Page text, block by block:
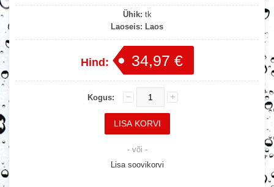
Ühik: tk
Laoseis: Laos
Hind: 34,97 €
Kogus:
- või -
Lisa soovikorvi